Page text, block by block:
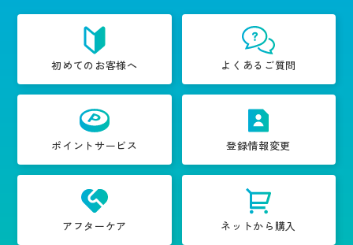
初めてのお客様へ よくあるご質問
ポイントサービス 登録情報変更
アフターケア ネットから購入